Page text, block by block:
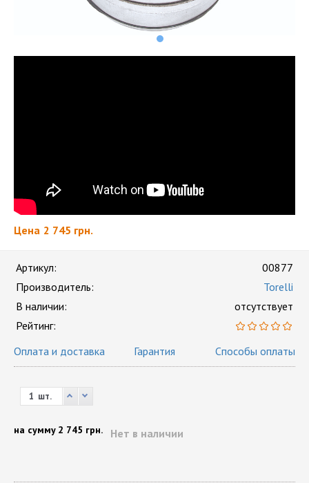
Цена 2 745 грн.
Артикул:
00877
Производитель:
Torelli
В наличии:
отсутствует
Рейтинг:
Оплата и доставка
Гарантия Способы оплаты
шт.
Нет в наличии
на сумму 2 745 грн.